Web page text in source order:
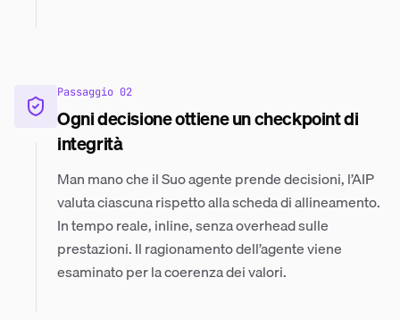
Passaggio 02
Ogni decisione ottiene un checkpoint di
integrità
Man mano che il Suo agente prende decisioni, l’AIP
valuta ciascuna rispetto alla scheda di allineamento.
In tempo reale, inline, senza overhead sulle
prestazioni. Il ragionamento dell’agente viene
esaminato per la coerenza dei valori.